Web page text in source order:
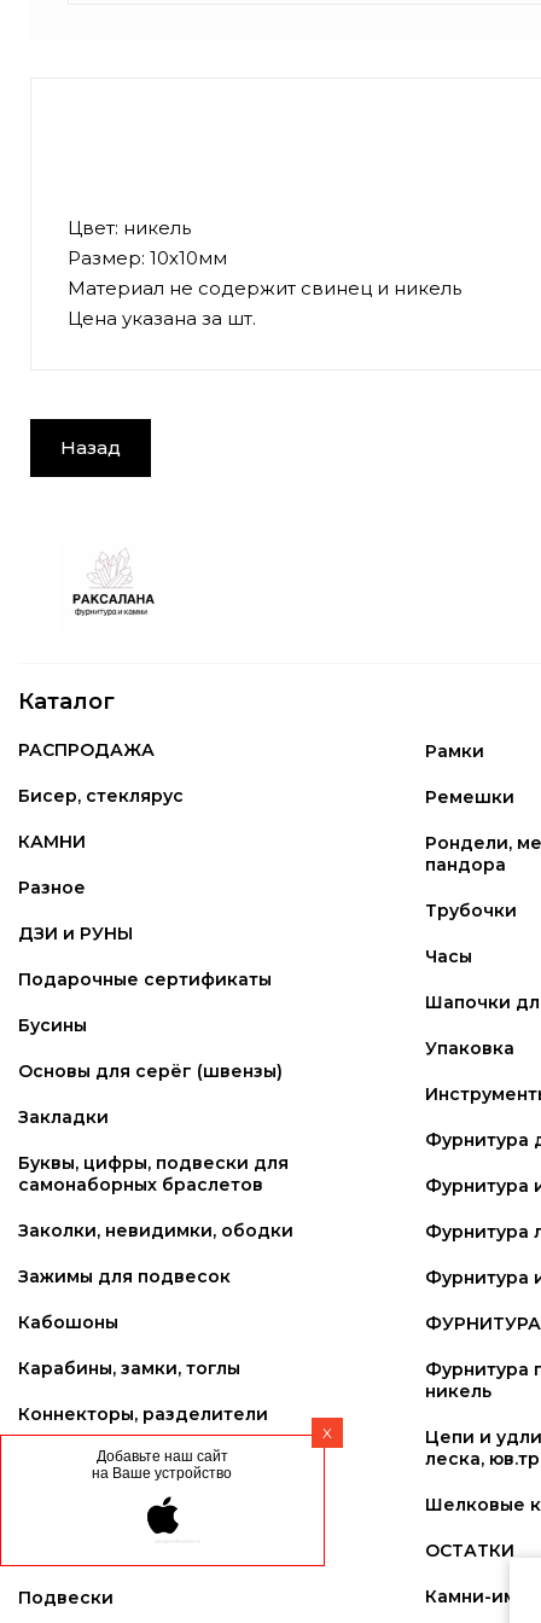
Цвет: никель
Размер: 10х10мм
Материал не содержит свинец и никель
Цена указана за шт.
Назад
Каталог
РАСПРОДАЖА
Бисер, стеклярус
КАМНИ
Разное
ДЗИ и РУНЫ
Подарочные сертификаты
Бусины
Основы для серёг (швензы)
Закладки
Буквы, цифры, подвески для
самонаборных браслетов
Заколки, невидимки, ободки
Зажимы для подвесок
Кабошоны
Карабины, замки, тоглы
Коннекторы, разделители
Ленты. Кружево
Основы для брелков
Подвески
Рамки
Ремешки
Рондели,
пандора
Трубочки
Часы
Шапочки
Упаковка
Фурнитура
Фурнитура
Фурнитура
Фурнитура
ФУРНИТУРА
Фурнитура
никель
Цепи и
леска,
Шелковые
ОСТАТКИ
Камни-
X
Добавьте наш сайт
на Ваше устройство